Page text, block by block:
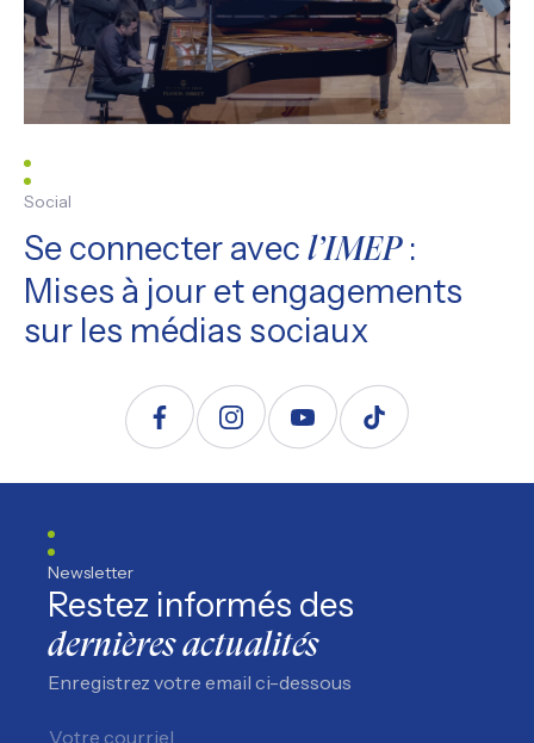
Social
Se connecter avec l’IMEP:
Mises à jour et engagements
sur les médias sociaux
Newsletter
Restez informés des
dernières actualités
Enregistrez votre email ci-dessous